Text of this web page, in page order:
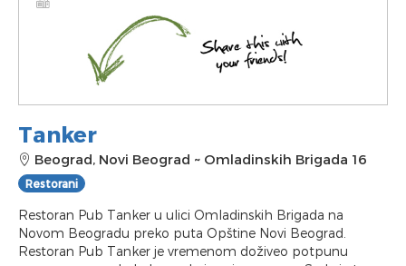
Tanker
Beograd, Novi Beograd ~ Omladinskih Brigada 16
Restorani
Restoran Pub Tanker u ulici Omladinskih Brigada na
Novom Beogradu preko puta Opštine Novi Beograd.
Restoran Pub Tanker je vremenom doživeo potpunu